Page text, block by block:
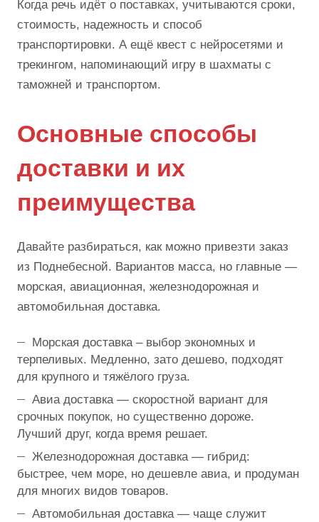
Когда речь идёт о поставках, учитываются сроки,
стоимость, надежность и способ
транспортировки. А ещё квест с нейросетями и
трекингом, напоминающий игру в шахматы с
таможней и транспортом.
Основные способы
доставки и их
преимущества
Давайте разбираться, как можно привезти заказ
из Поднебесной. Вариантов масса, но главные —
морская, авиационная, железнодорожная и
автомобильная доставка.
Морская доставка – выбор экономных и
терпеливых. Медленно, зато дешево, подходят
для крупного и тяжёлого груза.
Авиа доставка — скоростной вариант для
срочных покупок, но существенно дороже.
Лучший друг, когда время решает.
Железнодорожная доставка — гибрид:
быстрее, чем море, но дешевле авиа, и продуман
для многих видов товаров.
Автомобильная доставка — чаще служит